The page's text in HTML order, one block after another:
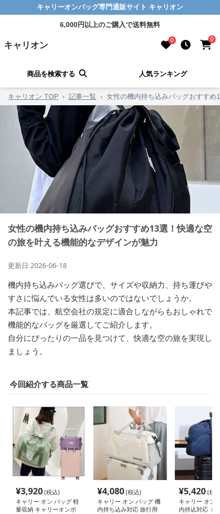
キャリーオンバッグ専門通販サイト キャリオン
6,000円以上のご購入で送料無料
キャリオン 0 0
商品を検索する 人気ランキング
キャリオン TOP › 記事一覧 › 女性の機内持ち込みバッグおすす
女性の機内持ち込みバッグおすすめ13選！快適な空
の旅を叶える機能的なデザインが魅力
更新日 2026-06-18
機内持ち込みバッグ選びで、サイズや収納力、持ち運びや
すさに悩んでいる女性は多いのではないでしょうか。
本記事では、航空会社の規定に適合しながらもおしゃれで
機能的なバッグを厳選してご紹介します。
自分にぴったりの一品を見つけて、快適な空の旅を実現し
ましょう。
今回紹介する商品一覧
¥3,920(税込)
キャリー オン バッグ 軽
量収納 キャリーオンボ
¥4,080(税込)
キャリー オン バッグ 機
内持ち込み対応 旅行用
¥5,420(税
キャリー オン
内持込対応 ト